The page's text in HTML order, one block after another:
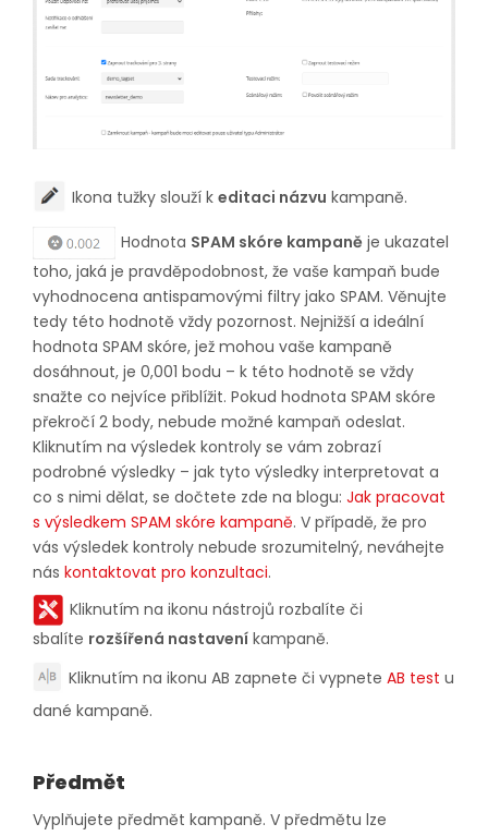
Ikona tužky slouží k editaci názvu kampaně.
Hodnota SPAM skóre kampaně je ukazatel
toho, jaká je pravděpodobnost, že vaše kampaň bude
vyhodnocena antispamovými filtry jako SPAM. Věnujte
tedy této hodnotě vždy pozornost. Nejnižší a ideální
hodnota SPAM skóre, jež mohou vaše kampaně
dosáhnout, je 0,001 bodu – k této hodnotě se vždy
snažte co nejvíce přiblížit. Pokud hodnota SPAM skóre
překročí 2 body, nebude možné kampaň odeslat.
Kliknutím na výsledek kontroly se vám zobrazí
podrobné výsledky – jak tyto výsledky interpretovat a
co s nimi dělat, se dočtete zde na blogu: Jak pracovat
s výsledkem SPAM skóre kampaně. V případě, že pro
vás výsledek kontroly nebude srozumitelný, neváhejte
nás kontaktovat pro konzultaci.
Kliknutím na ikonu nástrojů rozbalíte či
sbalíte rozšířená nastavení kampaně.
Kliknutím na ikonu AB zapnete či vypnete AB test u
dané kampaně.
Předmět
Vyplňujete předmět kampaně. V předmětu lze